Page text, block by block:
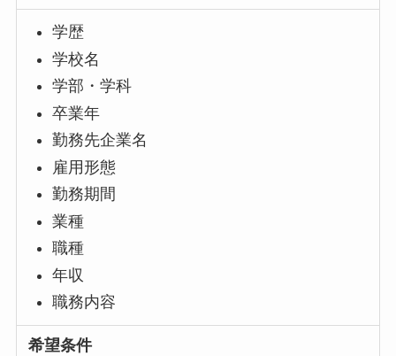
学歴
学校名
学部・学科
卒業年
勤務先企業名
雇用形態
勤務期間
業種
職種
年収
職務内容
希望条件